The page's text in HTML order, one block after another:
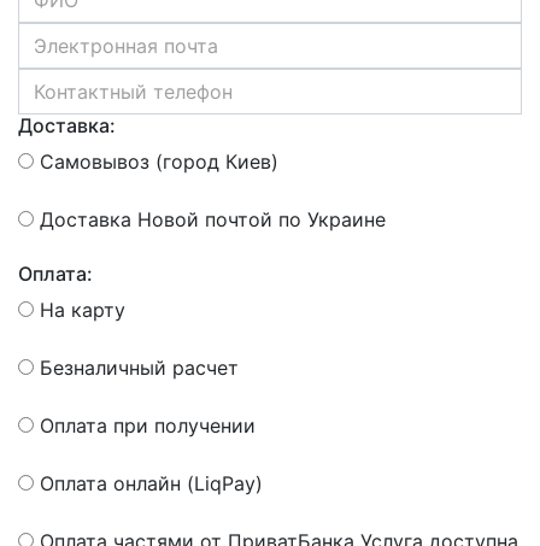
Доставка:
Самовывоз (город Киев)
Доставка Новой почтой по Украине
Оплата:
На карту
Безналичный расчет
Оплата при получении
Оплата онлайн (LiqPay)
Оплата частями от ПриватБанка Услуга доступна